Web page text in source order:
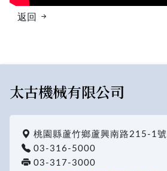
返回
太古機械有限公司
桃園縣蘆竹鄉蘆興南路215-1號
03-316-5000
03-317-3000